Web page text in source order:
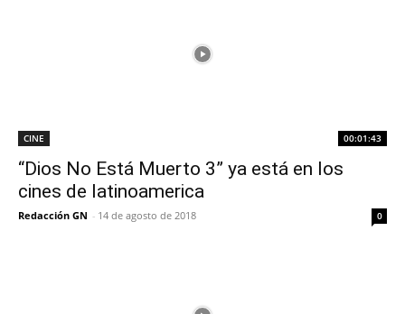
CINE 00:01:43
“Dios No Está Muerto 3” ya está en los
cines de latinoamerica
Redacción GN - 14 de agosto de 2018 0